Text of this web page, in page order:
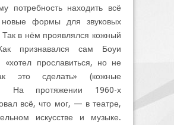
потребность находить всё
формы для звуковых
Так в нём проявлялся кожный
признавался сам Боуи
«хотел прославиться, но не
это сделать» (кожные
На протяжении 1960-х
всё, что мог, — в театре,
искусстве и музыке.